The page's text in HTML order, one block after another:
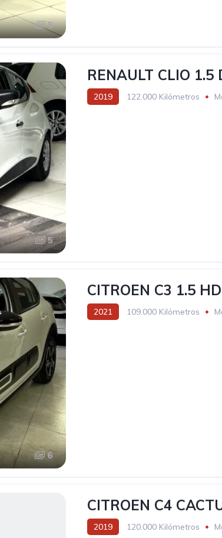
5
5
RENAULT CLIO 1.5
2019 122.000 Kilómetros
6
CITROEN C3 1.5
2021 109.000 Kilómetros
CITROEN C4
2019 120.000 Kilómetros